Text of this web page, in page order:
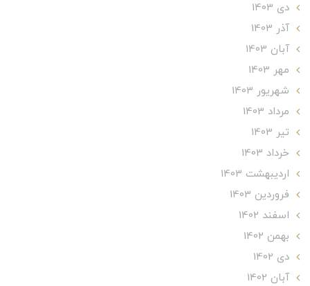
دی 1403
آذر 1403
آبان 1403
مهر 1403
شهریور 1403
مرداد 1403
تير 1403
خرداد 1403
ارديبهشت 1403
فروردین 1403
اسفند 1402
بهمن 1402
دی 1402
آبان 1402